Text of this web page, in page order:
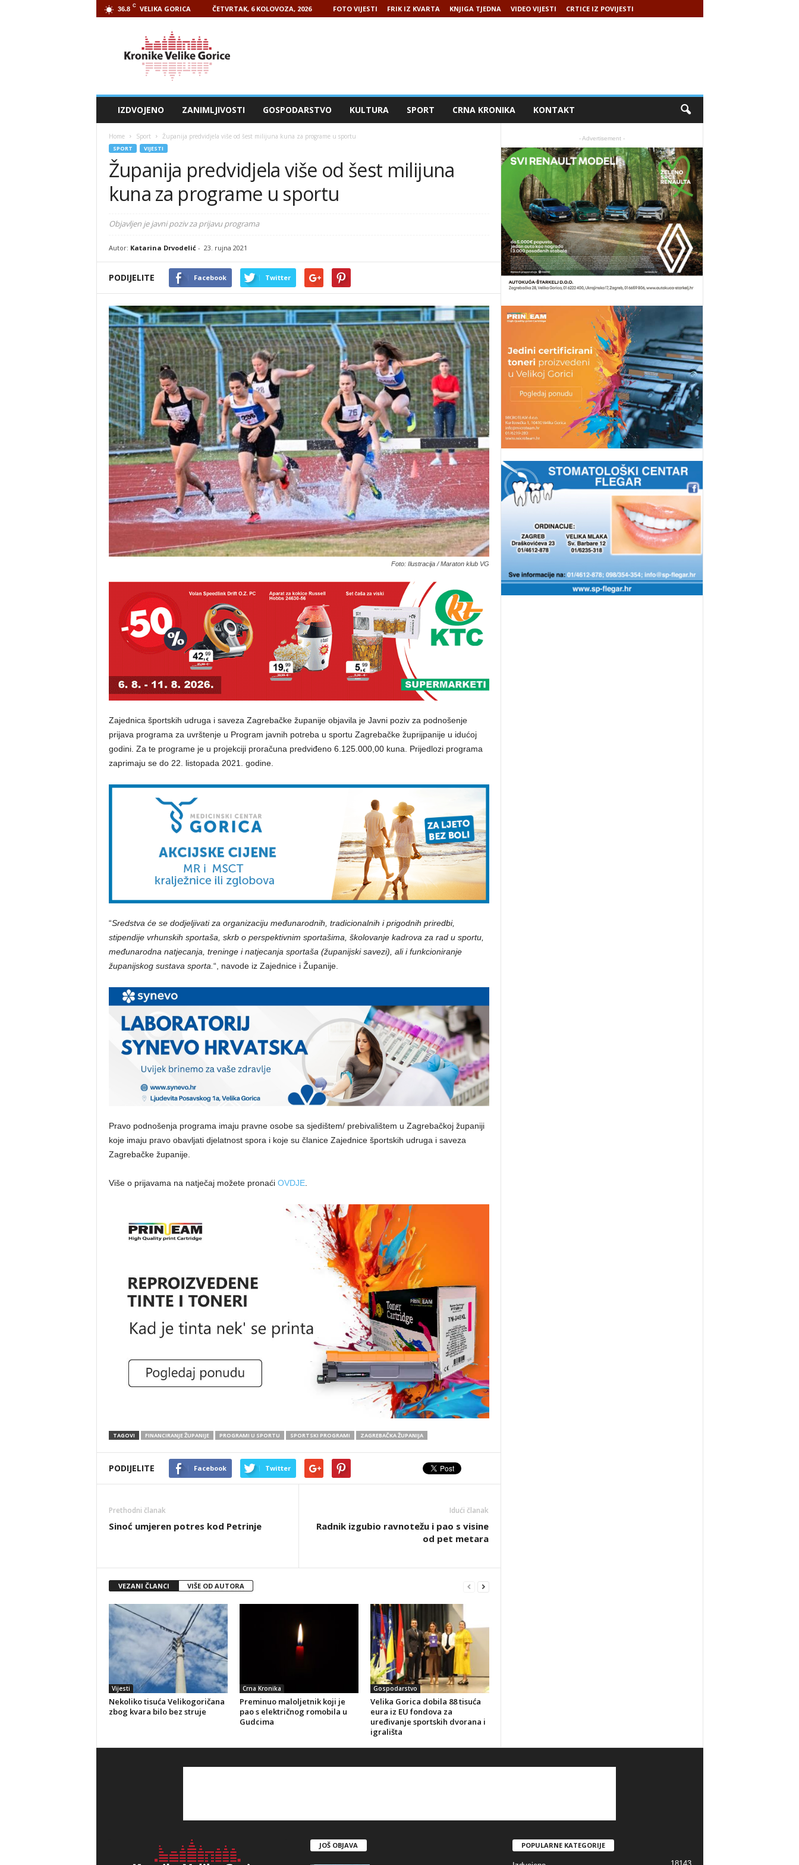
36.8 C VELIKA GORICA ČETVRTAK, 6 KOLOVOZA, 2026 FOTO VIJESTI FRIK IZ KVARTA KNJIGA TJEDNA VIDEO VIJESTI CRTICE IZ POVIJESTI
IZDVOJENO ZANIMLJIVOSTI GOSPODARSTVO KULTURA SPORT CRNA KRONIKA KONTAKT
Home Sport Županija predvidjela više od šest milijuna kuna za programe u sportu
SPORT VIJESTI
Županija predvidjela više od šest milijuna
kuna za programe u sportu
Objavljen je javni poziv za prijavu programa
Autor: Katarina Drvodelić- 23. rujna 2021
PODIJELITE Facebook Twitter
Foto: Ilustracija / Maraton klub VG
Zajednica športskih udruga i saveza Zagrebačke županije objavila je Javni poziv za podnošenje
prijava programa za uvrštenje u Program javnih potreba u sportu Zagrebačke župrijpanije u idućoj
godini. Za te programe je u projekciji proračuna predviđeno 6.125.000,00 kuna. Prijedlozi programa
zaprimaju se do 22. listopada 2021. godine.
“Sredstva će se dodjeljivati za organizaciju međunarodnih, tradicionalnih i prigodnih priredbi,
stipendije vrhunskih sportaša, skrb o perspektivnim sportašima, školovanje kadrova za rad u sportu,
međunarodna natjecanja, treninge i natjecanja sportaša (županijski savezi), ali i funkcioniranje
županijskog sustava sporta. “, navode iz Zajednice i Županije.
Pravo podnošenja programa imaju pravne osobe sa sjedištem/ prebivalištem u Zagrebačkoj županiji
koje imaju pravo obavljati djelatnost spora i koje su članice Zajednice športskih udruga i saveza
Zagrebačke županije.
Više o prijavama na natječaj možete pronaći OVDJE.
TAGOVI FINANCIRANJE ŽUPANIJE PROGRAMI U SPORTU SPORTSKI PROGRAMI ZAGREBAČKA ŽUPANIJA
PODIJELITE Facebook Twitter
Prethodni članak
Sinoć umjeren potres kod Petrinje
Idući članak
Radnik izgubio ravnotežu i pao s visine
od pet metara
VEZANI ČLANCI VIŠE OD AUTORA
Vijesti
Nekoliko tisuća Velikogoričana
zbog kvara bilo bez struje
Crna Kronika
Preminuo maloljetnik koji je
pao s električnog romobila u
Gudcima
Gospodarstvo
Velika Gorica dobila 88 tisuća
eura iz EU fondova za
uređivanje sportskih dvorana i
igrališta
- Advertisement -
JOŠ OBJAVA POPULARNE KATEGORIJE